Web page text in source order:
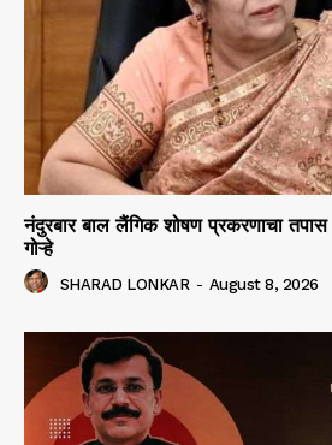
नंदुरबार बाल लैंगिक शोषण प्रकरणाचा तपास
गोऱ्हे
SHARAD LONKAR - August 8, 2026